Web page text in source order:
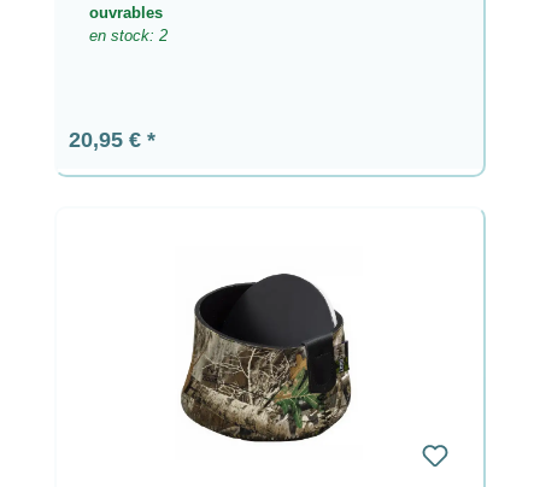
ouvrables
en stock: 2
Prix régulier :
20,95 €